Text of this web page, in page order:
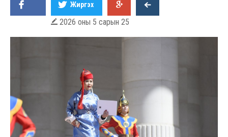
Жиргэх
 2026 оны 5 сарын 25